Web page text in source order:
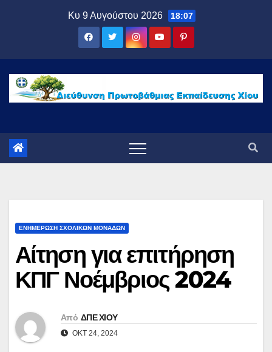
Κυ 9 Αυγούστου 2026 18:07
ΕΝΗΜΕΡΩΣΗ ΣΧΟΛΙΚΩΝ ΜΟΝΑΔΩΝ
Αίτηση για επιτήρηση
ΚΠΓ Νοέμβριος 2024
Από ΔΠΕ ΧΙΟΥ
ΟΚΤ 24, 2024